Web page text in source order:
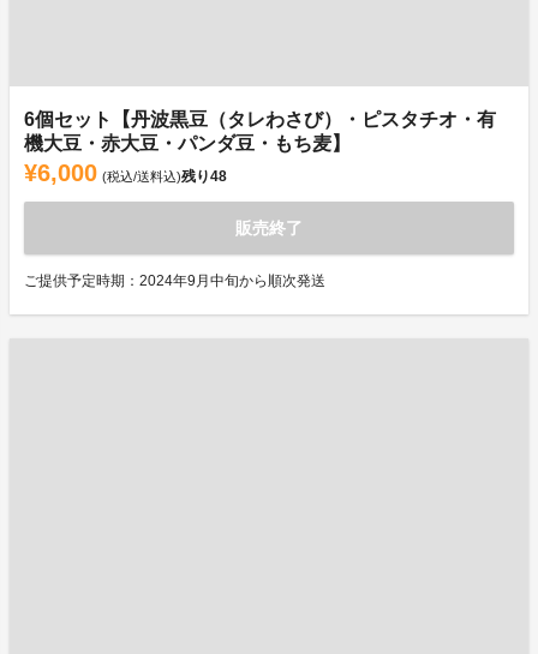
6個セット【丹波黒豆（タレわさび）・ピスタチオ・有
機大豆・赤大豆・パンダ豆・もち麦】
¥6,000 (税込/送料込)残り48
販売終了
ご提供予定時期：2024年9月中旬から順次発送